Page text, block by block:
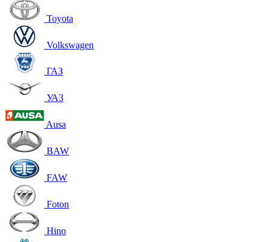
Toyota
Volkswagen
ГАЗ
УАЗ
Ausa
BAW
FAW
Foton
Hino